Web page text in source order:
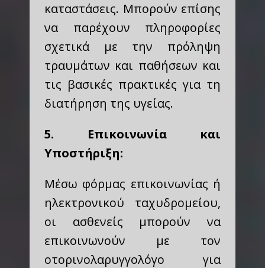
καταστάσεις. Μπορούν επίσης
να παρέχουν πληροφορίες
σχετικά με την πρόληψη
τραυμάτων και παθήσεων και
τις βασικές πρακτικές για τη
διατήρηση της υγείας.
5. Επικοινωνία και
Υποστήριξη:
Μέσω φόρμας επικοινωνίας ή
ηλεκτρονικού ταχυδρομείου,
οι ασθενείς μπορούν να
επικοινωνούν με τον
οτορινολαρυγγολόγο για